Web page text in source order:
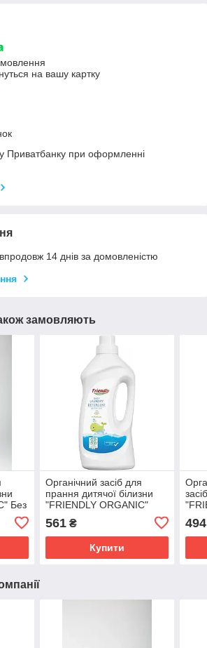
на вашу картку
Приватбанку при оформленні
14 днів за домовленістю
замовляють
Без
Органічний засіб для
прання дитячої білизни
"FRIENDLY ORGANIC"
1000мл
561₴
Купити
494